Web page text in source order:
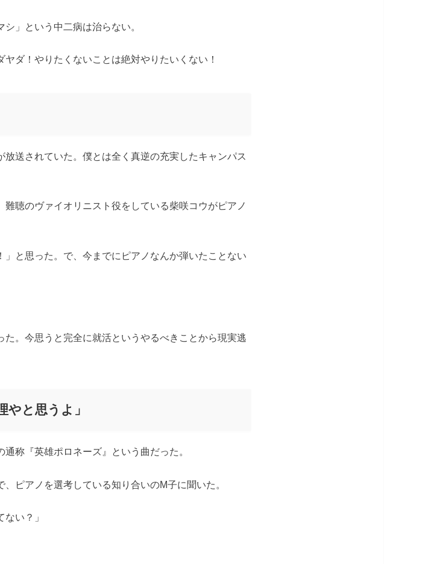
」という中二病は治らない。
ダ！やりたくないことは絶対やりたいくない！
送されていた。僕とは全く真逆の充実したキャンパス
聴のヴァイオリニスト役をしている柴咲コウがピアノ
と思った。で、今までにピアノなんか弾いたことない
。今思うと完全に就活というやるべきことから現実逃
やと思うよ」
称『英雄ポロネーズ』という曲だった。
ピアノを選考している知り合いのM子に聞いた。
い？」